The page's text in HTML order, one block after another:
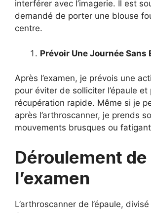
interférer avec l’imagerie. Il est
demandé de porter une blouse
centre.
Prévoir Une Journée Sans
Après l’examen, je prévois une
pour éviter de solliciter l’épaule
récupération rapide. Même si je
après l’arthroscanner, je prends
mouvements brusques ou
Déroulement de
l’examen
L’arthroscanner de l’épaule,